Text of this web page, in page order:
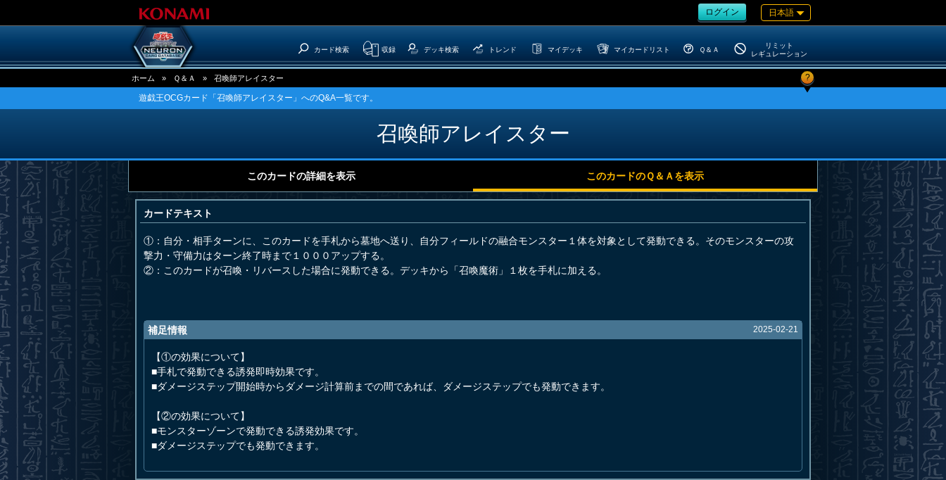
ログイン 日本語
カード検索 収録 デッキ検索 トレンド マイデッキ マイカードリスト Ｑ＆Ａ
リミット
レギュレーション
ホーム » Ｑ＆Ａ » 召喚師アレイスター ?
遊戯王OCGカード「召喚師アレイスター」へのQ&A一覧です。
召喚師アレイスター
このカードの詳細を表示 このカードのＱ＆Ａを表示
カードテキスト
①：自分・相手ターンに、このカードを手札から墓地へ送り、自分フィールドの融合モンスター１体を対象として発動できる。そのモンスターの攻
撃力・守備力はターン終了時まで１０００アップする。
②：このカードが召喚・リバースした場合に発動できる。デッキから「召喚魔術」１枚を手札に加える。
補足情報 2025-02-21
【①の効果について】
■手札で発動できる誘発即時効果です。
■ダメージステップ開始時からダメージ計算前までの間であれば、ダメージステップでも発動できます。
【②の効果について】
■モンスターゾーンで発動できる誘発効果です。
■ダメージステップでも発動できます。